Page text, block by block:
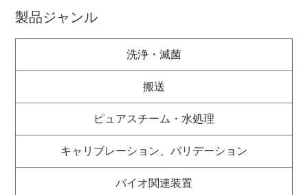
製品ジャンル
洗浄・滅菌
搬送
ピュアスチーム・水処理
キャリブレーション、バリデーション
バイオ関連装置